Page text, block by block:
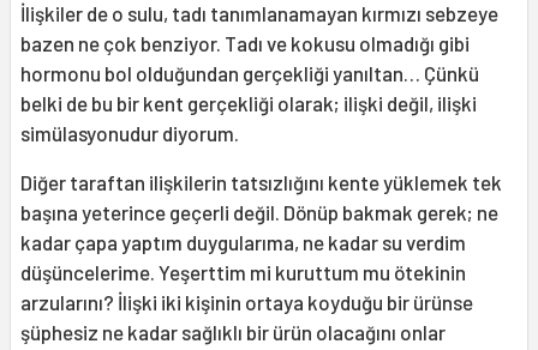
İlişkiler de o sulu, tadı tanımlanamayan kırmızı sebzeye
bazen ne çok benziyor. Tadı ve kokusu olmadığı gibi
hormonu bol olduğundan gerçekliği yanıltan… Çünkü
belki de bu bir kent gerçekliği olarak; ilişki değil, ilişki
simülasyonudur diyorum.
Diğer taraftan ilişkilerin tatsızlığını kente yüklemek tek
başına yeterince geçerli değil. Dönüp bakmak gerek; ne
kadar çapa yaptım duygularıma, ne kadar su verdim
düşüncelerime. Yeşerttim mi kuruttum mu ötekinin
arzularını? İlişki iki kişinin ortaya koyduğu bir ürünse
şüphesiz ne kadar sağlıklı bir ürün olacağını onlar